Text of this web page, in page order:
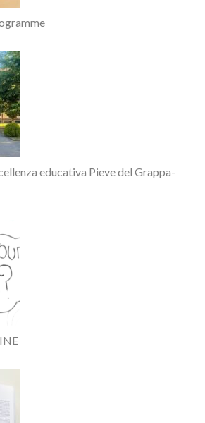
educativa Pieve del Grappa-